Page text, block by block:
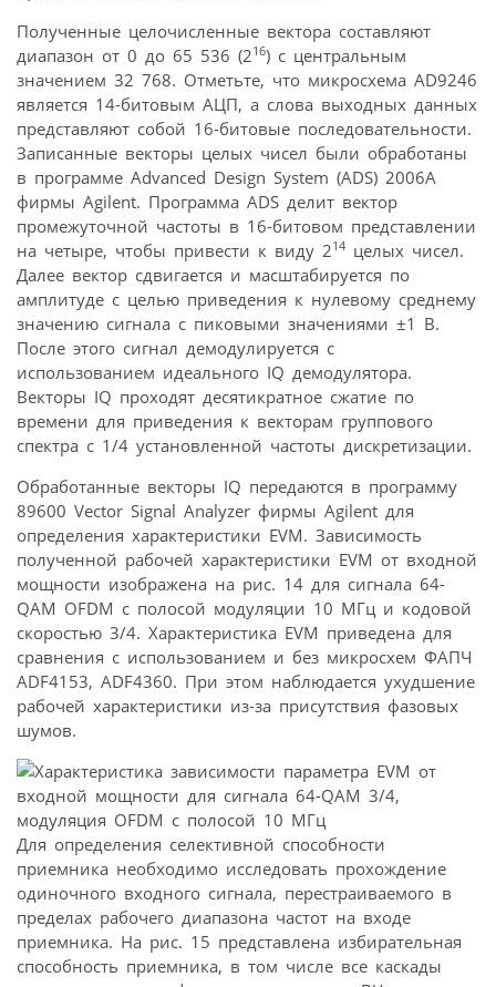
Полученные целочисленные вектора составляют
диапазон от 0 до 65 536 (216) с центральным
значением 32 768. Отметьте, что микросхема AD9246
является 14-битовым АЦП, а слова выходных данных
представляют собой 16-битовые последовательности.
Записанные векторы целых чисел были обработаны
в программе Advanced Design System (ADS) 2006A
фирмы Agilent. Программа ADS делит вектор
промежуточной частоты в 16-битовом представлении
на четыре, чтобы привести к виду 214 целых чисел.
Далее вектор сдвигается и масштабируется по
амплитуде с целью приведения к нулевому среднему
значению сигнала с пиковыми значениями ±1 В.
После этого сигнал демодулируется с
использованием идеального IQ демодулятора.
Векторы IQ проходят десятикратное сжатие по
времени для приведения к векторам группового
спектра с 1/4 установленной частоты дискретизации.
Обработанные векторы IQ передаются в программу
89600 Vector Signal Analyzer фирмы Agilent для
определения характеристики EVM. Зависимость
полученной рабочей характеристики EVM от входной
мощности изображена на рис. 14 для сигнала 64-
QAM OFDM с полосой модуляции 10 МГц и кодовой
скоростью 3/4. Характеристика EVM приведена для
сравнения с использованием и без микросхем ФАПЧ
ADF4153, ADF4360. При этом наблюдается ухудшение
рабочей характеристики из-за присутствия фазовых
шумов.
Для определения селективной способности
приемника необходимо исследовать прохождение
одиночного входного сигнала, перестраиваемого в
пределах рабочего диапазона частот на входе
приемника. На рис. 15 представлена избирательная
способность приемника, в том числе все каскады